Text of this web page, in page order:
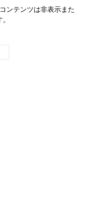
ンテンツは非表示また